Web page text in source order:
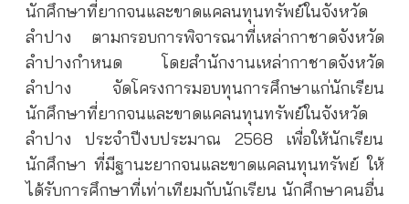
นักศึกษาที่ยากจนและขาดแคลนทุนทรัพย์ในจังหวัด
ลำปาง ตามกรอบการพิจารณาที่เหล่ากาชาดจังหวัด
ลำปางกำหนด โดยสำนักงานเหล่ากาชาดจังหวัด
ลำปาง จัดโครงการมอบทุนการศึกษาแก่นักเรียน
นักศึกษาที่ยากจนและขาดแคลนทุนทรัพย์ในจังหวัด
ลำปาง ประจำปีงบประมาณ 2568 เพื่อให้นักเรียน
นักศึกษา ที่มีฐานะยากจนและขาดแคลนทุนทรัพย์ ให้
ได้รับการศึกษาที่เท่าเทียมกับนักเรียน นักศึกษาคนอื่น